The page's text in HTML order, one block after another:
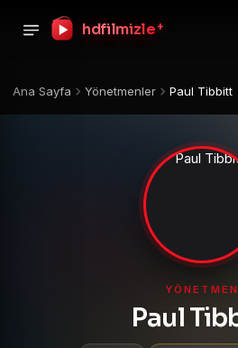
hdfilmizle +
Ana Sayfa Yönetmenler Paul Tibbitt
YÖNETMEN
Paul